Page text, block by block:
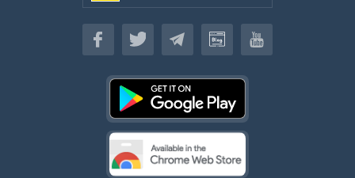
Українська